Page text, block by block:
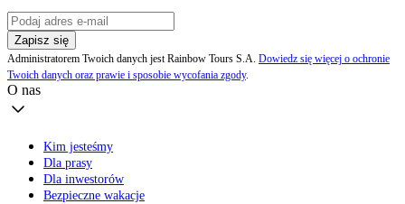
Zapisz się
Administratorem Twoich danych jest Rainbow Tours S.A. Dowiedz się więcej o ochronie
Twoich danych oraz prawie i sposobie wycofania zgody.
O nas
Kim jesteśmy
Dla prasy
Dla inwestorów
Bezpieczne wakacje